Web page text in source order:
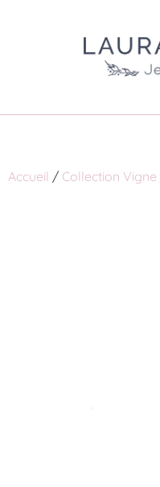
Accueil / Collection Vigne